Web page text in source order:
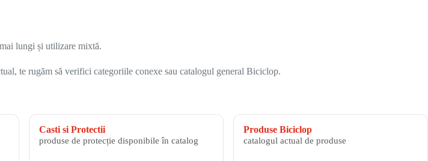
lungi și utilizare mixtă.
te rugăm să verifici categoriile conexe sau catalogul general Biciclop.
Casti si Protectii
produse de protecție disponibile în catalog
Produse Biciclop
catalogul actual de produse